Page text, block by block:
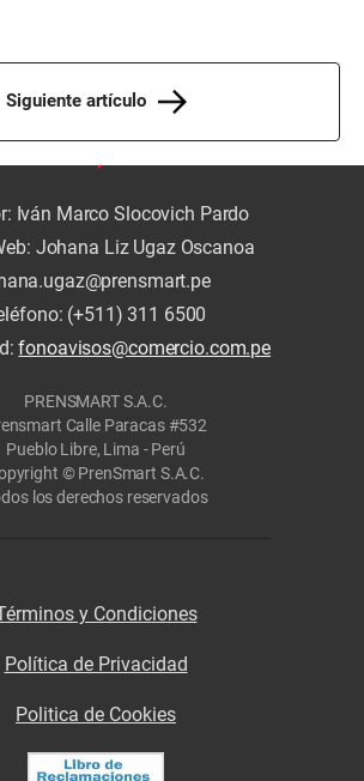
Siguiente artículo
Iván Marco Slocovich Pardo
Johana Liz Ugaz Oscanoa
(+511) 311 6500
fonoavisos@comercio.com.pe
PRENSMART S.A.C.
Calle Paracas #532
Pueblo Libre, Lima - Perú
© PrenSmart S.A.C.
los derechos reservados
y Condiciones
Política de Privacidad
Politica de Cookies